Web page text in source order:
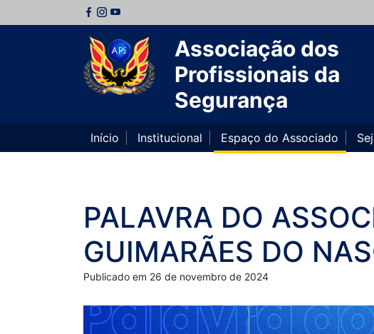
Associação dos
Profissionais da
Segurança
Início Institucional Espaço do Associado
PALAVRA DO
GUIMARÃES DO
Publicado em 26 de novembro de 2024